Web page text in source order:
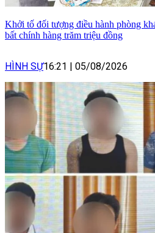
Khởi tố đối tượng điều hành phòng
bất chính hàng trăm triệu đồng
HÌNH SỰ16:21 05/08/2026